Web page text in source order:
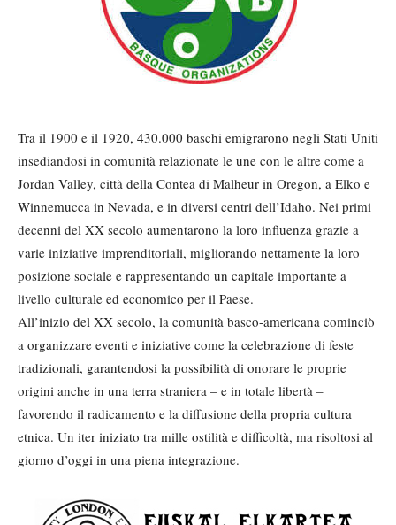
Tra il 1900 e il 1920, 430.000 baschi emigrarono negli Stati Uniti
insediandosi in comunità relazionate le une con le altre come a
Jordan Valley, città della Contea di Malheur in Oregon, a Elko e
Winnemucca in Nevada, e in diversi centri dell’Idaho. Nei primi
decenni del XX secolo aumentarono la loro influenza grazie a
varie iniziative imprenditoriali, migliorando nettamente la loro
posizione sociale e rappresentando un capitale importante a
livello culturale ed economico per il Paese.
All’inizio del XX secolo, la comunità basco-americana cominciò
a organizzare eventi e iniziative come la celebrazione di feste
tradizionali, garantendosi la possibilità di onorare le proprie
origini anche in una terra straniera – e in totale libertà –
favorendo il radicamento e la diffusione della propria cultura
etnica. Un iter iniziato tra mille ostilità e difficoltà, ma risoltosi al
giorno d’oggi in una piena integrazione.